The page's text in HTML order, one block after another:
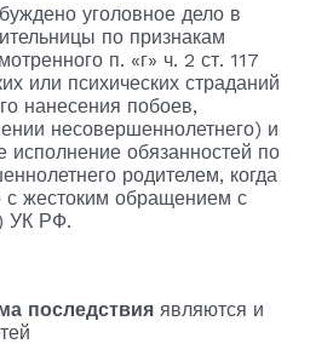
уголовное дело в
по признакам
п. «г» ч. 2 ст. 117
или психических страданий
нанесения побоев,
несовершеннолетнего) и
исполнение обязанностей по
родителем, когда
с жестоким обращением с
УК РФ.
последствияявляются и